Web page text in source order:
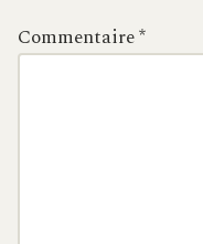
Commentaire*